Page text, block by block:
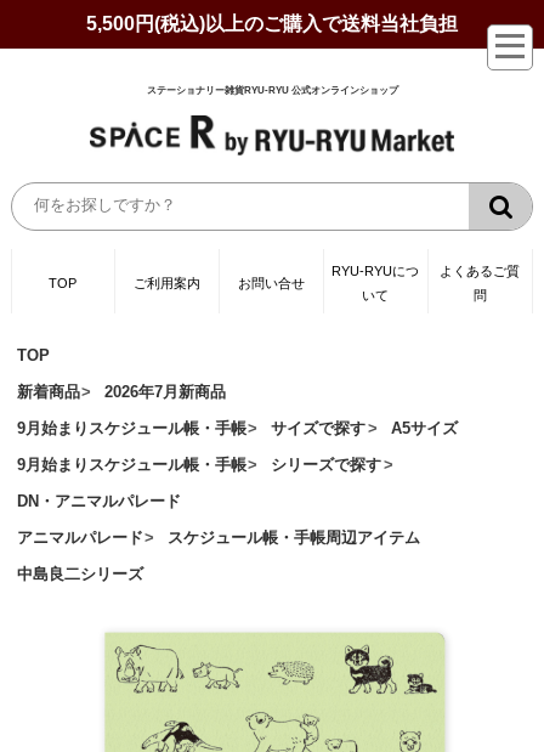
5,500円(税込)以上のご購入で送料当社負担
ステーショナリー雑貨RYU-RYU 公式オンラインショップ
TOP ご利用案内 お問い合せ
RYU-RYUにつ
いて
よくあるご質
問
TOP
新着商品
2026年7月新商品
9月始まりスケジュール帳・手帳
サイズで探す
A5サイズ
9月始まりスケジュール帳・手帳
シリーズで探す
DN・アニマルパレード
アニマルパレード
スケジュール帳・手帳周辺アイテム
中島良二シリーズ